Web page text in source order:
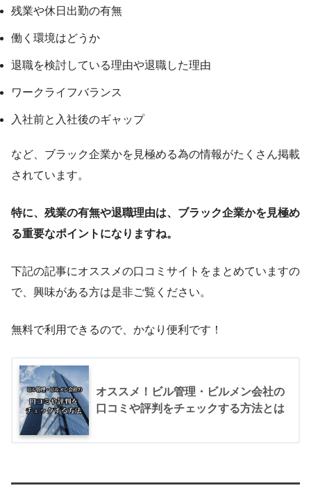
残業や休日出勤の有無
働く環境はどうか
退職を検討している理由や退職した理由
ワークライフバランス
入社前と入社後のギャップ
など、ブラック企業かを見極める為の情報がたくさん掲載
されています。
特に、残業の有無や退職理由は、ブラック企業かを見極め
る重要なポイントになりますね。
下記の記事にオススメの口コミサイトをまとめていますの
で、興味がある方は是非ご覧ください。
無料で利用できるので、かなり便利です！
オススメ！ビル管理・ビルメン会社の
口コミや評判をチェックする方法とは